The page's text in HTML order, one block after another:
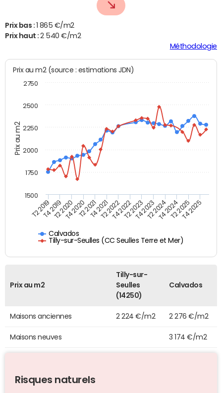
Prix bas :
1 865 €/m2
Prix haut :2 540 €/m2
Méthodologie
Prix au m2
Prix au m2 (source : estimations JDN)
Calvados
Tilly-sur-Seulles (CC Seulles Terre et Mer)
T2 2019T4 2019T2 2020T4 2020T2 2021T4 2021T2 2022T4 2022T2 2023T4 2023T2 2024T4 2024T2 2025T4 2025
1500
1750
2000
2250
2500
2750
Prix au m2
Tilly-sur-
Seulles
(14250)
Calvados
Maisons anciennes 2 224 €/m2 2 276 €/m2
Maisons neuves 3 174 €/m2
Risques naturels